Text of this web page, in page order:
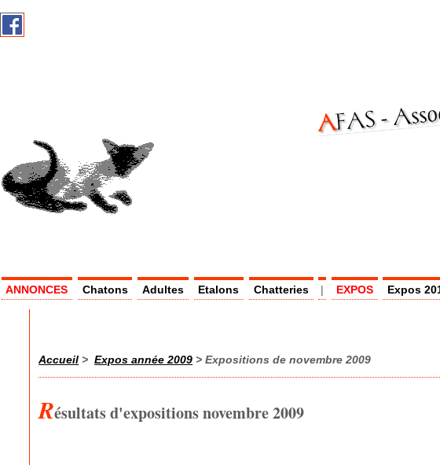
AF
AS -
ANNONCES Chatons Adultes Etalons Chatteries | EXPOS Expos
Accueil >Expos année 2009 > Expositions de novembre 2009
Résultats d'expositions novembre 2009